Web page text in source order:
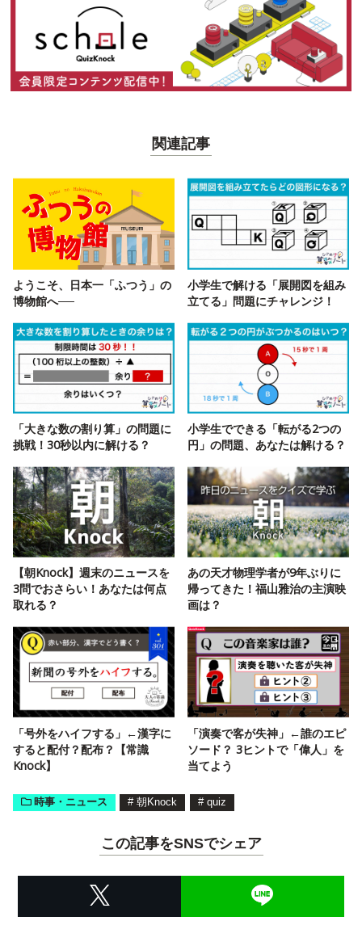
関連記事
ようこそ、日本一「ふつう」の
博物館へ──
小学生で解ける「展開図を組み
立てる」問題にチャレンジ！
「大きな数の割り算」の問題に
挑戦！30秒以内に解ける？
小学生でできる「転がる2つの
円」の問題、あなたは解ける？
【朝Knock】週末のニュースを
3問でおさらい！あなたは何点
取れる？
あの天才物理学者が9年ぶりに
帰ってきた！福山雅治の主演映
画は？
「号外をハイフする」←漢字に
すると配付？配布？【常識
Knock】
「演奏で客が失神」←誰のエピ
ソード？ 3ヒントで「偉人」を
当てよう
時事・ニュース # 朝Knock # quiz
この記事をSNSでシェア